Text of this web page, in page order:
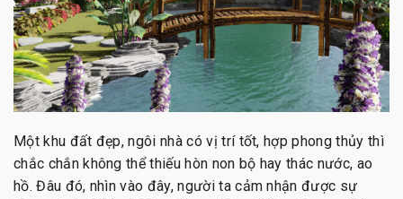
Một khu đất đẹp, ngôi nhà có vị trí tốt, hợp phong thủy thì
chắc chắn không thể thiếu hòn non bộ hay thác nước, ao
hồ. Đâu đó, nhìn vào đây, người ta cảm nhận được sự